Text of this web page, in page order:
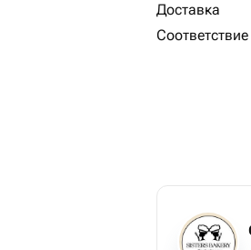
Доставка
Соответствие